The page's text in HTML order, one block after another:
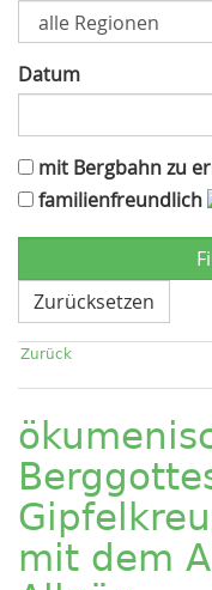
Datum
mit Bergbahn zu
familienfreundlich
Zurücksetzen
Zurück
mit dem